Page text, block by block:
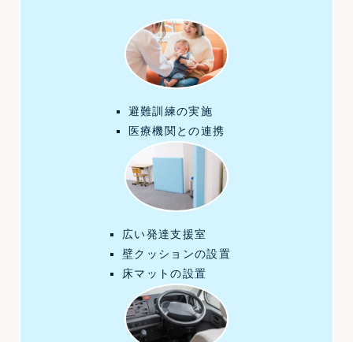
避難訓練の実施
医療機関との連携
広い発達支援室
壁クッションの設置
床マットの設置